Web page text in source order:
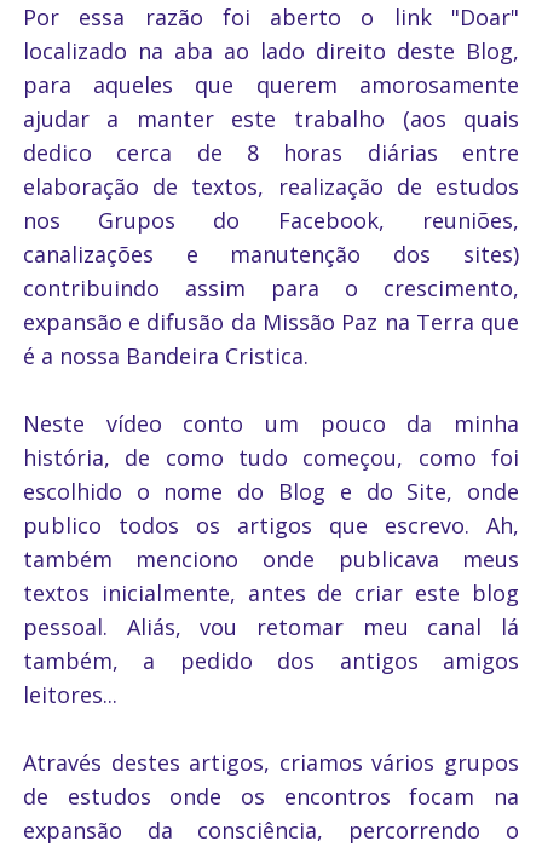
Por essa razão foi aberto o link "Doar"
localizado na aba ao lado direito deste Blog,
para aqueles que querem amorosamente
ajudar a manter este trabalho (aos quais
dedico cerca de 8 horas diárias entre
elaboração de textos, realização de estudos
nos Grupos do Facebook, reuniões,
canalizações e manutenção dos sites)
contribuindo assim para o crescimento,
expansão e difusão da Missão Paz na Terra que
é a nossa Bandeira Cristica.
Neste vídeo conto um pouco da minha
história, de como tudo começou, como foi
escolhido o nome do Blog e do Site, onde
publico todos os artigos que escrevo. Ah,
também menciono onde publicava meus
textos inicialmente, antes de criar este blog
pessoal. Aliás, vou retomar meu canal lá
também, a pedido dos antigos amigos
leitores...
Através destes artigos, criamos vários grupos
de estudos onde os encontros focam na
expansão da consciência, percorrendo o